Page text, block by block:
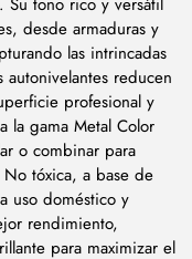
desde armaduras y
las intrincadas
reducen
profesional y
la gama Metal Color
o combinar para
tóxica, a base de
uso doméstico y
rendimiento,
para maximizar el